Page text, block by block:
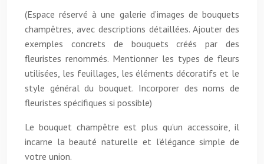
(Espace réservé à une galerie d’images de bouquets
champêtres, avec descriptions détaillées. Ajouter des
exemples concrets de bouquets créés par des
fleuristes renommés. Mentionner les types de fleurs
utilisées, les feuillages, les éléments décoratifs et le
style général du bouquet. Incorporer des noms de
fleuristes spécifiques si possible)
Le bouquet champêtre est plus qu’un accessoire, il
incarne la beauté naturelle et l’élégance simple de
votre union.